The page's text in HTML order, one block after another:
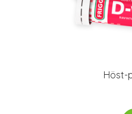
Höst-